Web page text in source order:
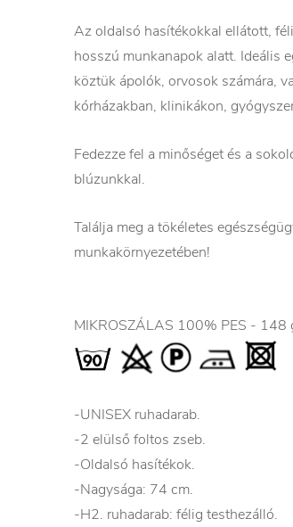
Az oldalsó hasítékokkal ellátott,
hosszú munkanapok alatt. Ideális
köztük ápolók, orvosok számára,
kórházakban, klinikákon,
Fedezze fel a minőséget és a
blúzunkkal.
Találja meg a tökéletes
munkakörnyezetében!
MIKROSZÁLAS 100% PES - 148
-UNISEX ruhadarab.
-2 elülső foltos zseb.
-Oldalsó hasítékok.
-Nagysága: 74 cm.
-H2. ruhadarab: félig testhezálló.